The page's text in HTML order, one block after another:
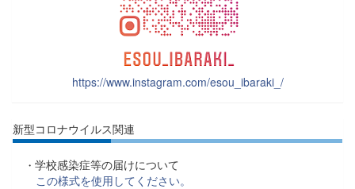
https://www.instagram.com/esou_ibaraki_/
新型コロナウイルス関連
・ 学校感染症等の届けについて
この様式を使用してください。